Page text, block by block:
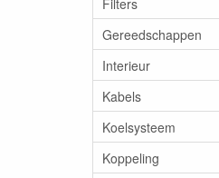
Gereedschappen
Interieur
Kabels
Koelsysteem
Koppeling